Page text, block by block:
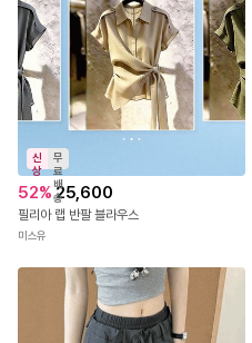
신
상
무
료
배
송
52% 25,600
필리아 랩 반팔 블라우스
미스유